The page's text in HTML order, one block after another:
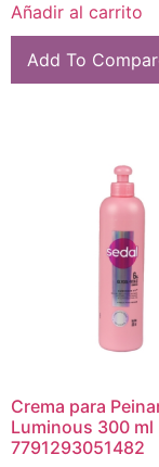
Añadir al carrito
Add To
Crema para
Luminous 300 ml
7791293051482